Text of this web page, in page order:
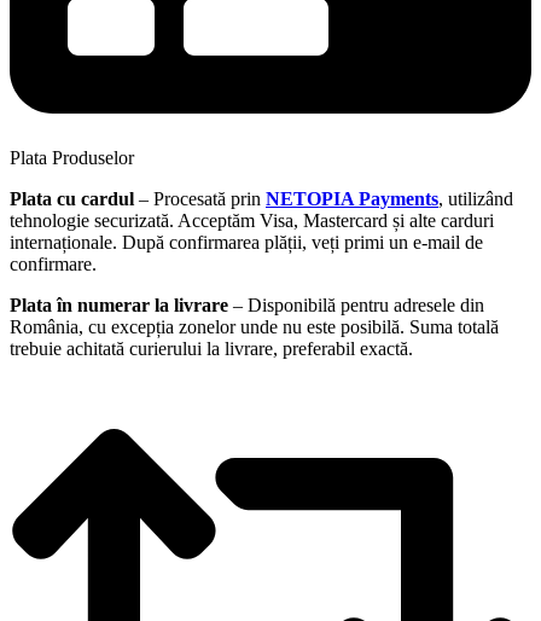
Plata Produselor
Plata cu cardul – Procesată prin NETOPIA Payments, utilizând
tehnologie securizată. Acceptăm Visa, Mastercard și alte carduri
internaționale. După confirmarea plății, veți primi un e-mail de
confirmare.
Plata în numerar la livrare – Disponibilă pentru adresele din
România, cu excepția zonelor unde nu este posibilă. Suma totală
trebuie achitată curierului la livrare, preferabil exactă.